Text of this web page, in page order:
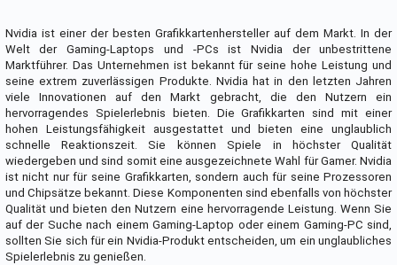
Nvidia ist einer der besten Grafikkartenhersteller auf dem Markt. In der
Welt der Gaming-Laptops und -PCs ist Nvidia der unbestrittene
Marktführer. Das Unternehmen ist bekannt für seine hohe Leistung und
seine extrem zuverlässigen Produkte. Nvidia hat in den letzten Jahren
viele Innovationen auf den Markt gebracht, die den Nutzern ein
hervorragendes Spielerlebnis bieten. Die Grafikkarten sind mit einer
hohen Leistungsfähigkeit ausgestattet und bieten eine unglaublich
schnelle Reaktionszeit. Sie können Spiele in höchster Qualität
wiedergeben und sind somit eine ausgezeichnete Wahl für Gamer. Nvidia
ist nicht nur für seine Grafikkarten, sondern auch für seine Prozessoren
und Chipsätze bekannt. Diese Komponenten sind ebenfalls von höchster
Qualität und bieten den Nutzern eine hervorragende Leistung. Wenn Sie
auf der Suche nach einem Gaming-Laptop oder einem Gaming-PC sind,
sollten Sie sich für ein Nvidia-Produkt entscheiden, um ein unglaubliches
Spielerlebnis zu genießen.